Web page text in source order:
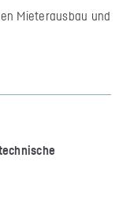
Mieterausbau und